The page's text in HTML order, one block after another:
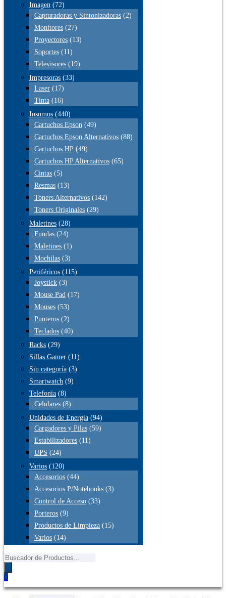
Imagen (72)
Capturadoras y Sintonizadoras (2)
Monitores (27)
Proyectores (13)
Soportes (11)
Televisores (19)
Impresoras (33)
Laser (17)
Tinta (16)
Insumos (440)
Cartuchos Epson (49)
Cartuchos Epson Alternativos (88)
Cartuchos HP (49)
Cartuchos HP Alternativos (65)
Cintas (5)
Resmas (13)
Toners Alternativos (142)
Toners Originales (29)
Maletines (28)
Fundas (24)
Maletines (1)
Mochilas (3)
Periféricos (115)
Joystick (3)
Mouse Pad (17)
Mouses (53)
Punteros (2)
Teclados (40)
Racks (29)
Sillas Gamer (11)
Sin categoría (3)
Smartwatch (9)
Telefonía (8)
Celulares (8)
Unidades de Energía (94)
Cargadores y Pilas (59)
Estabilizadores (11)
UPS (24)
Varios (120)
Accesorios (44)
Accesorios P/Notebooks (3)
Control de Acceso (33)
Porteros (9)
Productos de Limpieza (15)
Varios (14)
Búsqueda
de
productos
0